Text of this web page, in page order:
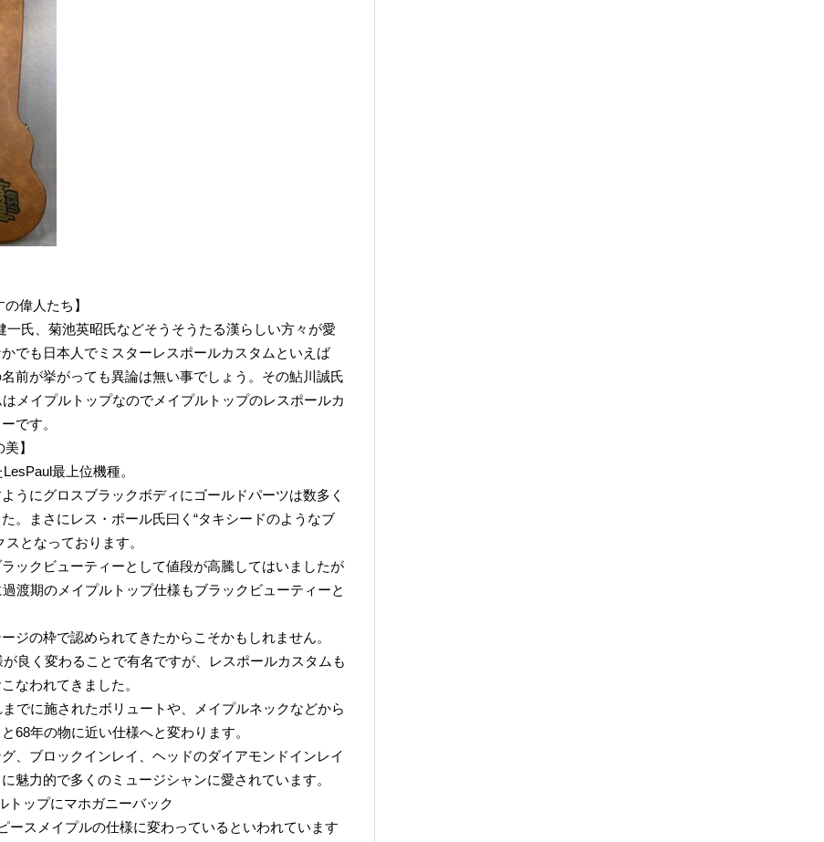
偉人たち】
一氏、菊池英昭氏などそうそうたる漢らしい方々が愛
でも日本人でミスターレスポールカスタムといえば
前が挙がっても異論は無い事でしょう。その鮎川誠氏
メイプルトップなのでメイプルトップのレスポールカ
です。
】
最上位機種。
うにグロスブラックボディにゴールドパーツは数多く
。まさにレス・ポール氏曰く“タキシードのようなブ
となっております。
ックビューティーとして値段が高騰してはいましたが
渡期のメイプルトップ仕様もブラックビューティーと
ジの枠で認められてきたからこそかもしれません。
良く変わることで有名ですが、レスポールカスタムも
なわれてきました。
でに施されたボリュートや、メイプルネックなどから
68年の物に近い仕様へと変わります。
、ブロックインレイ、ヘッドのダイアモンドインレイ
魅力的で多くのミュージシャンに愛されています。
トップにマホガニーバック
ースメイプルの仕様に変わっているといわれています